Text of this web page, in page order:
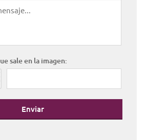
sale en la imagen:
Enviar